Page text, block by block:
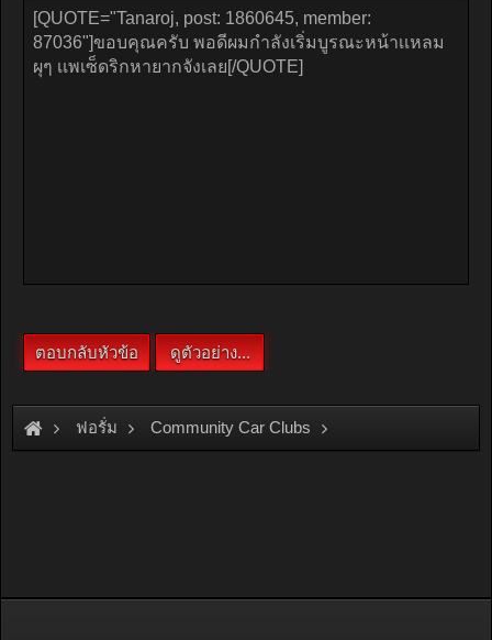
ฟอรั่ม Community Car Clubs